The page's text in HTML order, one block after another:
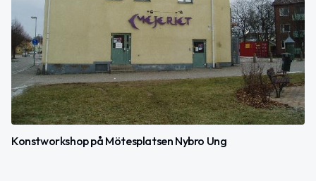
Konstworkshop på Mötesplatsen Nybro Ung